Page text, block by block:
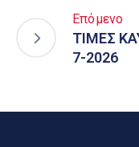
Επόμενο
ΤΙΜΕΣ
7-2026